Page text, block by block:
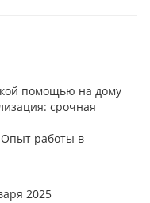
помощью на дому
срочная
Опыт работы в
2025